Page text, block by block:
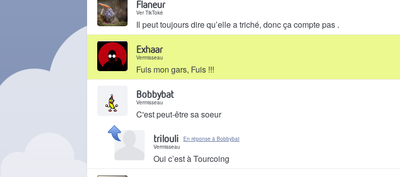
Flaneur
Ver TikToké
Il peut toujours dire qu’elle a triché, donc ça compte pas .
Il y a 5 ans
Exhaar
Vermisseau
Fuis mon gars, Fuis !!!
Bobbybat
Vermisseau
C'est peut-être sa soeur
Il y a 5 ans
trilouli
En réponse à Bobbybat
Vermisseau
Oui c’est à Tourcoing